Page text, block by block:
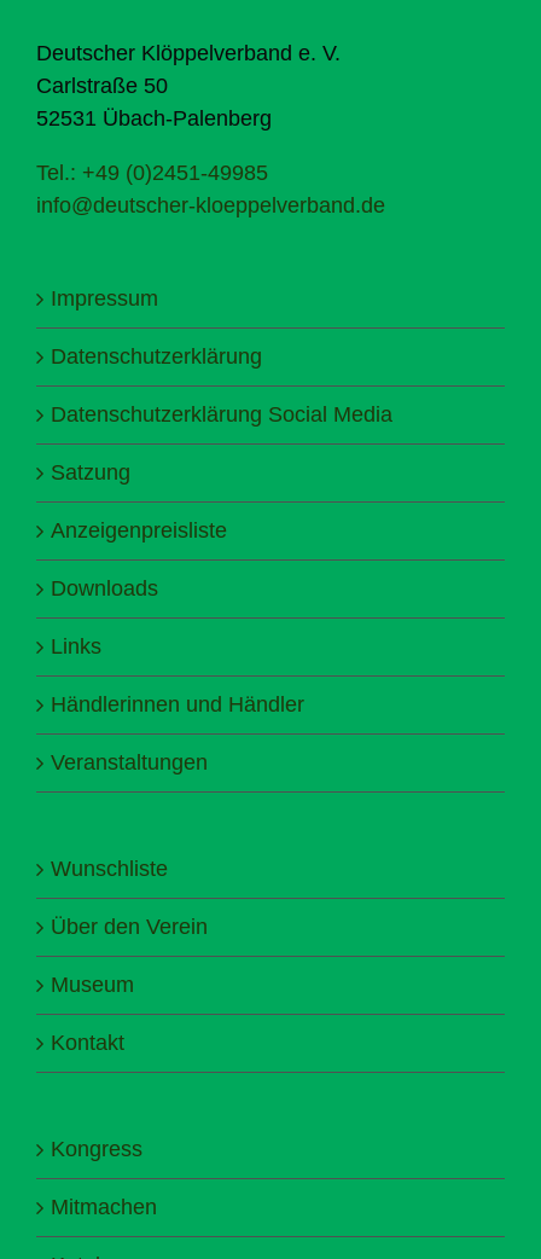
Deutscher Klöppelverband e. V.
Carlstraße 50
52531 Übach-Palenberg
Tel.: +49 (0)2451-49985
info@deutscher-kloeppelverband.de
Impressum
Datenschutzerklärung
Datenschutzerklärung Social Media
Satzung
Anzeigenpreisliste
Downloads
Links
Händlerinnen und Händler
Veranstaltungen
Wunschliste
Über den Verein
Museum
Kontakt
Kongress
Mitmachen